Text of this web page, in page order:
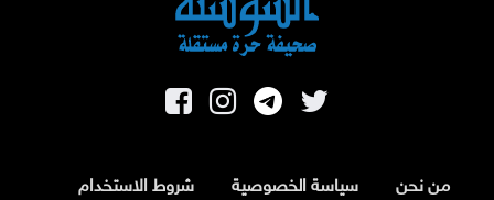
من نحن سياسة الخصوصية
شروط الاستخدام